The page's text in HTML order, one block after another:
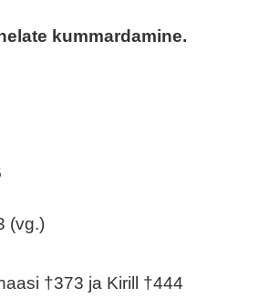
kummardamine.
(vg.)
†373 ja Kirill †444